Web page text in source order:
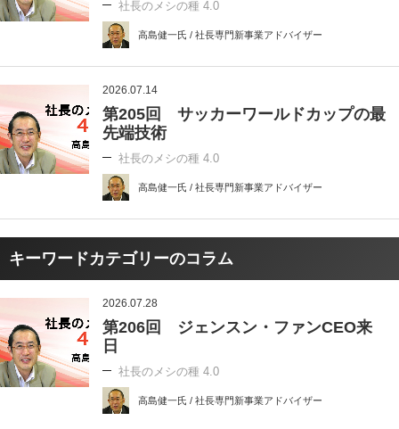
社長のメシの種 4.0
高島健一氏 / 社長専門新事業アドバイザー
2026.07.14
第205回 サッカーワールドカップの最
先端技術
社長のメシの種 4.0
高島健一氏 / 社長専門新事業アドバイザー
キーワードカテゴリーのコラム
2026.07.28
第206回 ジェンスン・ファンCEO来
日
社長のメシの種 4.0
高島健一氏 / 社長専門新事業アドバイザー